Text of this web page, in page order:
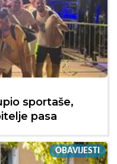
sportaše,
pasa
OBAVIJESTI